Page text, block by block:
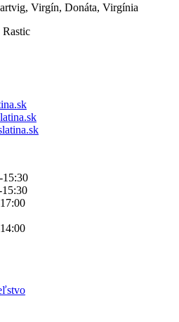
Virgín, Donáta, Virgínia
Rastic
15:30
15:30